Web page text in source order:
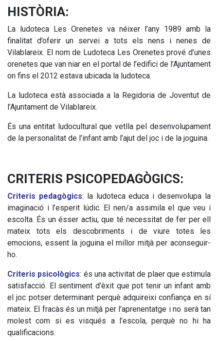
HISTÒRIA:
La ludoteca Les Orenetes va néixer l’any 1989 amb la
finalitat d’oferir un servei a tots els nens i nenes de
Vilablareix. El nom de Ludoteca Les Orenetes prové d’unes
orenetes que van niar en el portal de l’edifici de l’Ajuntament
on fins el 2012 estava ubicada la ludoteca.
La ludoteca està associada a la Regidoria de Joventut de
l’Ajuntament de Vilablareix.
És una entitat ludocultural que vetlla pel desenvolupament
de la personalitat de l’infant amb l’ajut del joc i de la joguina.
CRITERIS PSICOPEDAGÒGICS:
Criteris pedagògics: la ludoteca educa i desenvolupa la
imaginació i l’esperit lúdic. El nen/a assimila el que veu i
escolta. És un ésser actiu, que té necessitat de fer per ell
mateix tots els descobriments i de viure totes les
emocions, essent la joguina el millor mitjà per aconseguir-
ho.
Criteris psicològics: és una activitat de plaer que estimula
satisfacció. El sentiment d’èxit que pot tenir un infant amb
el joc potser determinant perquè adquireixi confiança en sí
mateix. El fracàs és un mitjà per l’aprenentatge i no serà tan
molest com si es visqués a l’escola, perquè no hi ha
qualificacions.